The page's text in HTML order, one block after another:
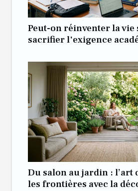
Peut-on réinventer la vie
sacrifier l'exigence
Du salon au jardin :
les frontières avec la